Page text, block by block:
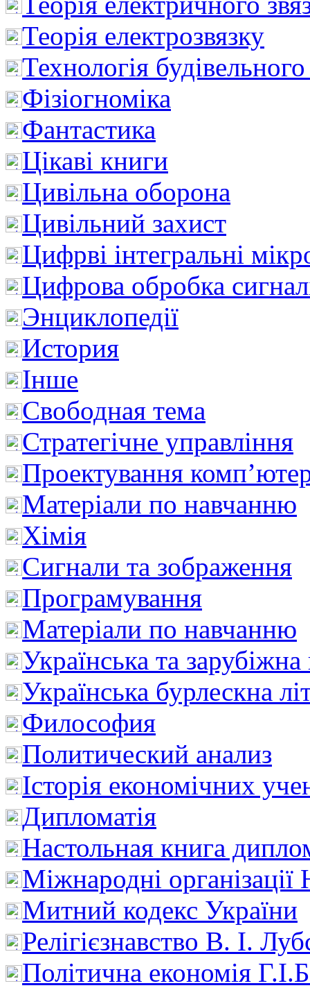
Теорія електрозвязку
Технологія
Фізіогноміка
Фантастика
Цікаві книги
Цивільна оборона
Цивільний захист
Цифрві інтегральні
Цифрова обробка
Энциклопедії
История
Інше
Свободная тема
Стратегічне управління
Проектування
Матеріали по навчанню
Хімія
Сигнали та зображення
Програмування
Матеріали по навчанню
Українська та зарубіжна
Українська бурлескна
Философия
Политический анализ
Історія економічних
Дипломатія
Настольная книга
Міжнародні
Митний кодекс України
Релігієзнавство В. І.
Політична економія